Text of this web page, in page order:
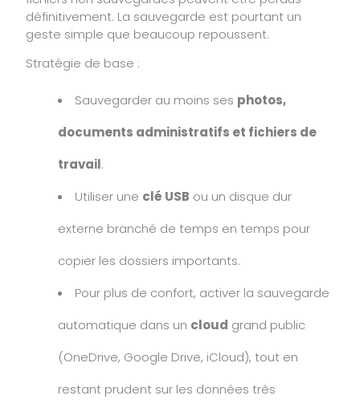
définitivement. La sauvegarde est pourtant un
geste simple que beaucoup repoussent.
Stratégie de base :
Sauvegarder au moins ses photos,
documents administratifs et fichiers de
travail.
Utiliser une clé USB ou un disque dur
externe branché de temps en temps pour
copier les dossiers importants.
Pour plus de confort, activer la sauvegarde
automatique dans un cloud grand public
(OneDrive, Google Drive, iCloud), tout en
restant prudent sur les données très